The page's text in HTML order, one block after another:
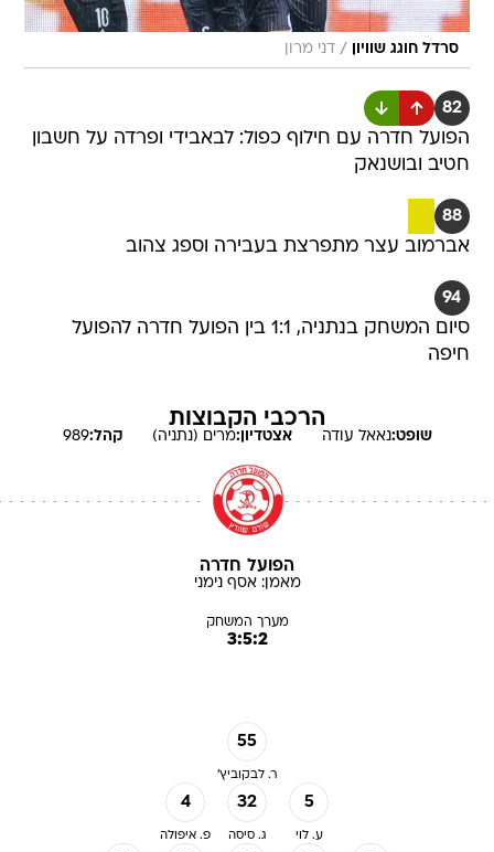
סרדל חוגג שוויון / דני מרון
82
הפועל חדרה עם חילוף כפול: לבאבידי ופרדה על חשבון
חטיב ובושנאק
88
אברמוב עצר מתפרצת בעבירה וספג צהוב
94
סיום המשחק בנתניה, 1:1 בין הפועל חדרה להפועל
חיפה
הרכבי הקבוצות
שופט:נאאל עודה אצטדיון:מרים (נתניה) קהל:989
הפועל חדרה
מאמן:אסף נימני
מערך המשחק
3:5:2
55
ר. לבקוביץ'
4
פ. איפולה
32
ג. סיסה
5
ע. לוי